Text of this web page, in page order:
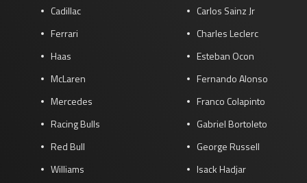
Cadillac
Ferrari
Haas
McLaren
Mercedes
Racing Bulls
Red Bull
Williams
Carlos Sainz Jr
Charles Leclerc
Esteban Ocon
Fernando Alonso
Franco Colapinto
Gabriel Bortoleto
George Russell
Isack Hadjar